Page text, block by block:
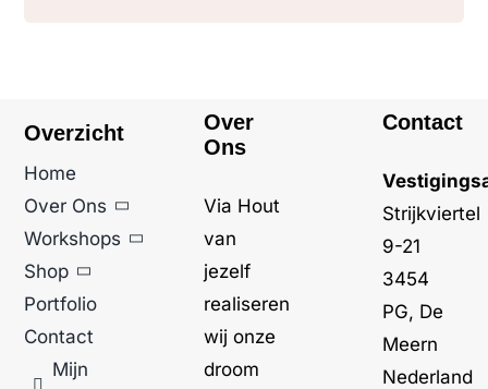
Overzicht
Home
Over Ons
Workshops
Shop
Portfolio
Contact
Mijn
Over
Ons
Via Hout
van
jezelf
realiseren
wij onze
droom
Contact
Strijkviertel
9-21
3454
PG, De
Meern
Nederland